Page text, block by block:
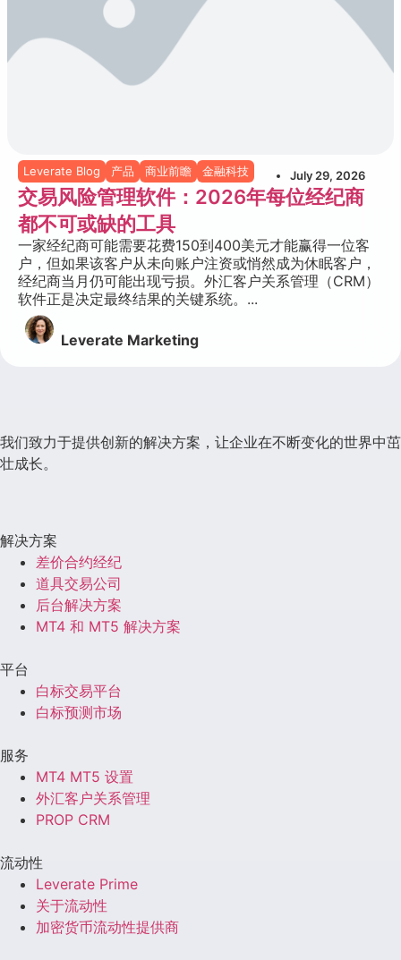
Leverate Blog 产品 商业前瞻 金融科技 July 29, 2026
交易风险管理软件：2026年每位经纪商
都不可或缺的工具
一家经纪商可能需要花费150到400美元才能赢得一位客
户，但如果该客户从未向账户注资或悄然成为休眠客户，
经纪商当月仍可能出现亏损。外汇客户关系管理（CRM）
软件正是决定最终结果的关键系统。...
Leverate Marketing
我们致力于提供创新的解决方案，让企业在不断变化的世界中茁
壮成长。
解决方案
差价合约经纪
道具交易公司
后台解决方案
MT4 和 MT5 解决方案
平台
白标交易平台
白标预测市场
服务
MT4 MT5 设置
外汇客户关系管理
PROP CRM
流动性
Leverate Prime
关于流动性
加密货币流动性提供商